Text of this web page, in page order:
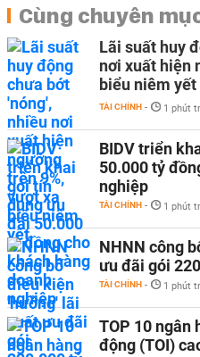
Cùng chuyên
Lãi suất huy
nơi xuất hiện
biểu niêm yết
TÀI CHÍNH - 1 phút
BIDV triển
50.000 tỷ
nghiệp
TÀI CHÍNH - 1 phút
NHNN công
ưu đãi gói
TÀI CHÍNH - 1 phút
TOP 10 ngân
động (TOI)